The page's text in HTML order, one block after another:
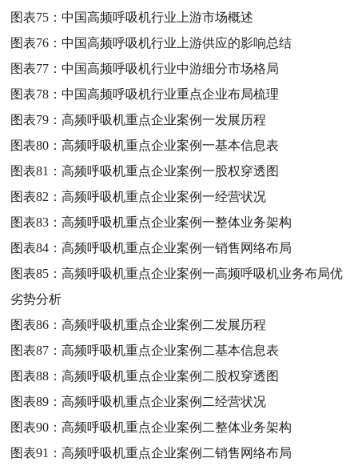
图表75：中国高频呼吸机行业上游市场概述
图表76：中国高频呼吸机行业上游供应的影响总结
图表77：中国高频呼吸机行业中游细分市场格局
图表78：中国高频呼吸机行业重点企业布局梳理
图表79：高频呼吸机重点企业案例一发展历程
图表80：高频呼吸机重点企业案例一基本信息表
图表81：高频呼吸机重点企业案例一股权穿透图
图表82：高频呼吸机重点企业案例一经营状况
图表83：高频呼吸机重点企业案例一整体业务架构
图表84：高频呼吸机重点企业案例一销售网络布局
图表85：高频呼吸机重点企业案例一高频呼吸机业务布局优
劣势分析
图表86：高频呼吸机重点企业案例二发展历程
图表87：高频呼吸机重点企业案例二基本信息表
图表88：高频呼吸机重点企业案例二股权穿透图
图表89：高频呼吸机重点企业案例二经营状况
图表90：高频呼吸机重点企业案例二整体业务架构
图表91：高频呼吸机重点企业案例二销售网络布局